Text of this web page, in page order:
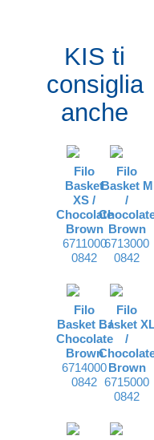
KIS ti
consiglia
anche
Filo
Basket
XS /
Chocolate
Brown
6711000
0842
Filo
Basket M
/
Brown
6713000
0842
Filo
Basket L /
Chocolate
Brown
6714000
0842
Filo
Basket
/
Brown
6715000
0842